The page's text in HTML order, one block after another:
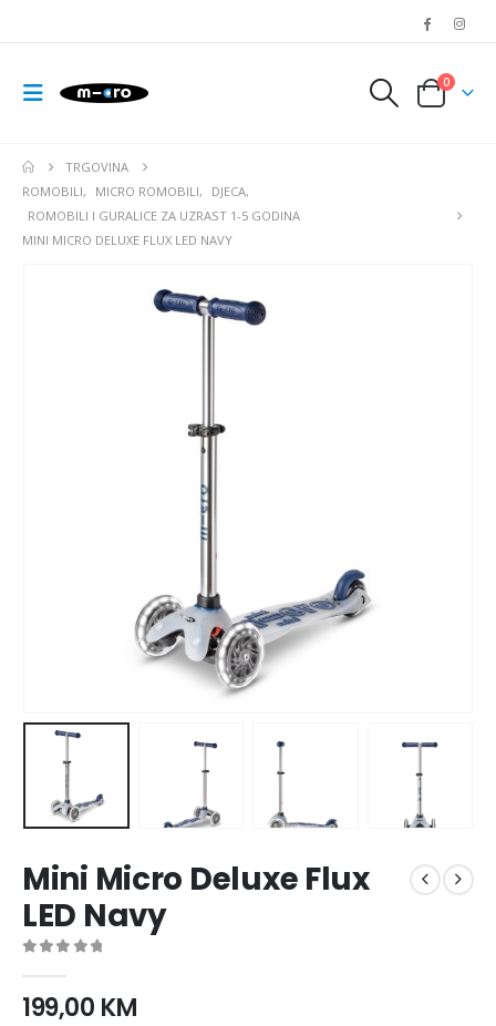
0
TRGOVINA
ROMOBILI, MICRO ROMOBILI, DJECA,
ROMOBILI I GURALICE ZA UZRAST 1-5 GODINA
MINI MICRO DELUXE FLUX LED NAVY
Mini Micro Deluxe Flux
LED Navy
199,00 KM